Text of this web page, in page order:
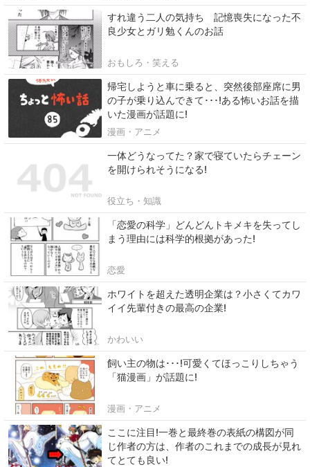
すれ違う二人の気持ち 記憶喪失になった不
良少女とガリ勉くんのお話
おもしろ・笑える
帰宅しようと車に乗ると、突然後部座席に男
の子が乗り込んできて･･･!ある怖いお話を描
いた漫画が話題に!
漫画・アニメ
一体どうなってた？家で寝ていたらチェーン
を開けられそうになる!
役立ち・知識
「恋愛の科学」どんどんトキメキを失ってし
まう理由には科学的根拠があった!
恋愛
ホワイトを超えた透明企業は？小さくてカワ
イイ先輩付きの最高の企業!
かわいい
飼い主の物は･･･!可愛くてほっこりしちゃう
「猫漫画」が話題に!
漫画・アニメ
ここに注目!一巻と最終巻の表紙の構図が同
じ作者の方は、作者のこれまでの成長が見れ
てとても良い!